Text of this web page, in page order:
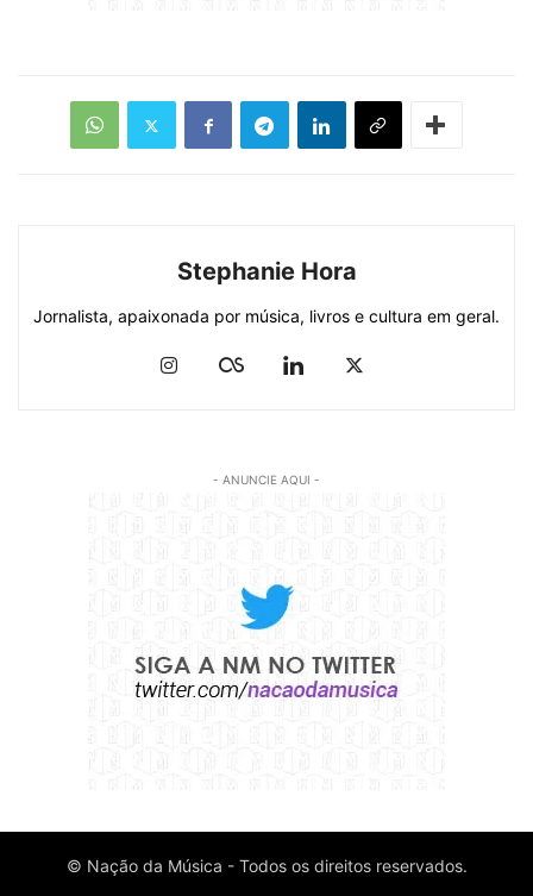
Stephanie Hora
Jornalista, apaixonada por música, livros e cultura em geral.
- ANUNCIE AQUI -
© Nação da Música - Todos os direitos reservados.